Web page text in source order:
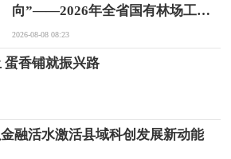
向”——2026年全省国有林场工作
推进培训会在忻州五寨召开
2026-08-08 08:23
蛋香铺就振兴路
融活水激活县域科创发展新动能